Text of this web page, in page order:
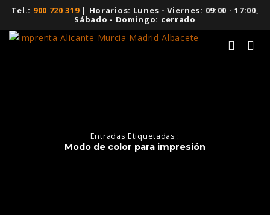
Tel.: 900 720 319| Horarios: Lunes - Viernes: 09:00 - 17:00,
Sábado - Domingo: cerrado
Entradas Etiquetadas :
Modo de color para impresión